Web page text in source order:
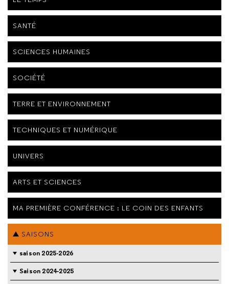
SANTÉ
SCIENCES HUMAINES
SOCIÉTÉ
TERRE ET ENVIRONNEMENT
TECHNIQUES ET NUMÉRIQUE
UNIVERS
ARTS ET SCIENCES
MA PREMIÈRE CONFÉRENCE : LE COIN DES ENFANTS
SAISONS
saison 2025-2026
Saison 2024-2025